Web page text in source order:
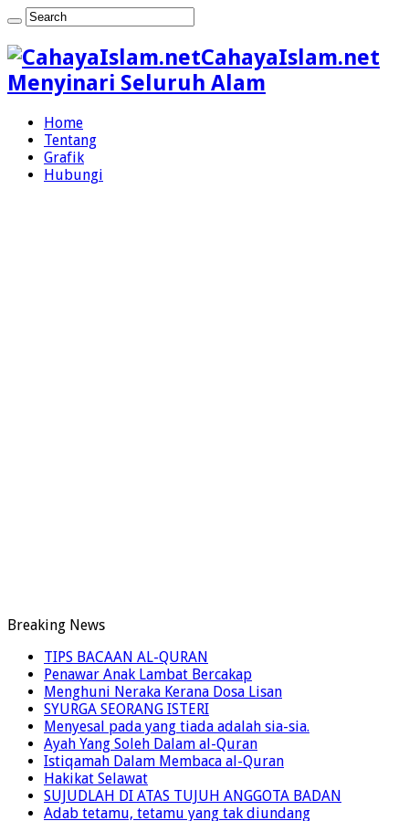
CahayaIslam.net
Menyinari Seluruh Alam
Home
Tentang
Grafik
Hubungi
Breaking News
TIPS BACAAN AL-QURAN
Penawar Anak Lambat Bercakap
Menghuni Neraka Kerana Dosa Lisan
SYURGA SEORANG ISTERI
Menyesal pada yang tiada adalah sia-sia.
Ayah Yang Soleh Dalam al-Quran
Istiqamah Dalam Membaca al-Quran
Hakikat Selawat
SUJUDLAH DI ATAS TUJUH ANGGOTA BADAN
Adab tetamu, tetamu yang tak diundang